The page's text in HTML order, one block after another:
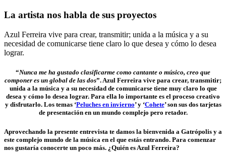
La artista nos habla de sus proyectos
Azul Ferreira vive para crear, transmitir; unida a la música y a su
necesidad de comunicarse tiene claro lo que desea y cómo lo desea
lograr.
“Nunca me ha gustado clasificarme como cantante o músico, creo que
componer es un global de las dos”. Azul Ferreira vive para crear, transmitir;
unida a la música y a su necesidad de comunicarse tiene muy claro lo que
desea y cómo lo desea lograr. Para ella lo importante es el proceso creativo
y disfrutarlo. Los temas ‘Peluches en invierno’ y ‘Cohete’ son sus dos tarjetas
de presentación en un mundo complejo pero retador.
Aprovechando la presente entrevista te damos la bienvenida a Gatrópolis y a
este complejo mundo de la música en el que estás entrando. Para comenzar
nos gustaría conocerte un poco más. ¿Quién es Azul Ferreira?